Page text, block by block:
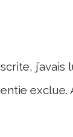
j’avais
exclue.